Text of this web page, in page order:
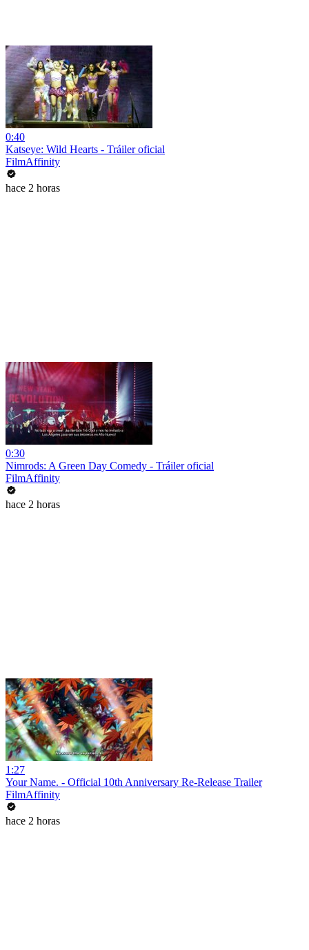
0:40
Katseye: Wild Hearts - Tráiler oficial
FilmAffinity
hace 2 horas
0:30
Nimrods: A Green Day Comedy - Tráiler oficial
FilmAffinity
hace 2 horas
1:27
Your Name. - Official 10th Anniversary Re-Release Trailer
FilmAffinity
hace 2 horas